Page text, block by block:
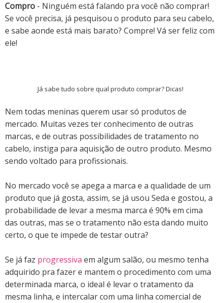
Compro - Ninguém está falando pra você não comprar!
Se você precisa, já pesquisou o produto para seu cabelo,
e sabe aonde está mais barato? Compre! Vá ser feliz com
ele!
Já sabe tudo sobre qual produto comprar? Dicas!
Nem todas meninas querem usar só produtos de
mercado. Muitas vezes ter conhecimento de outras
marcas, e de outras possibilidades de tratamento no
cabelo, instiga para aquisição de outro produto. Mesmo
sendo voltado para profissionais.
No mercado você se apega a marca e a qualidade de um
produto que já gosta, assim, se já usou Seda e gostou, a
probabilidade de levar a mesma marca é 90% em cima
das outras, mas se o tratamento não esta dando muito
certo, o que te impede de testar outra?
Se já faz progressiva em algum salão, ou mesmo tenha
adquirido pra fazer e mantem o procedimento com uma
determinada marca, o ideal é levar o tratamento da
mesma linha, e intercalar com uma linha comercial de